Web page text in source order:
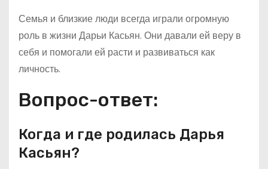
Семья и близкие люди всегда играли огромную
роль в жизни Дарьи Касьян. Они давали ей веру в
себя и помогали ей расти и развиваться как
личность.
Вопрос-ответ:
Когда и где родилась Дарья
Касьян?